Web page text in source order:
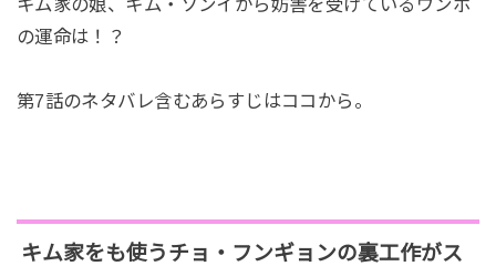
キム家の娘、キム・ソンイから妨害を受けているウンボ
の運命は！？
第7話のネタバレ含むあらすじはココから。
キム家をも使うチョ・フンギョンの裏工作がス